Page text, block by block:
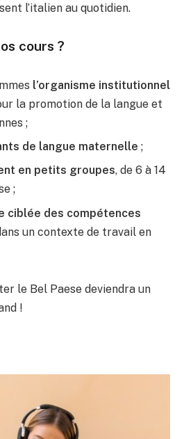
l’italien au quotidien.
cours ?
l’organisme institutionnel
la promotion de la langue et
;
de langue maternelle ;
en petits groupes, de 6 à 14
;
ciblée des compétences
un contexte de travail en
le Bel Paese deviendra un
!